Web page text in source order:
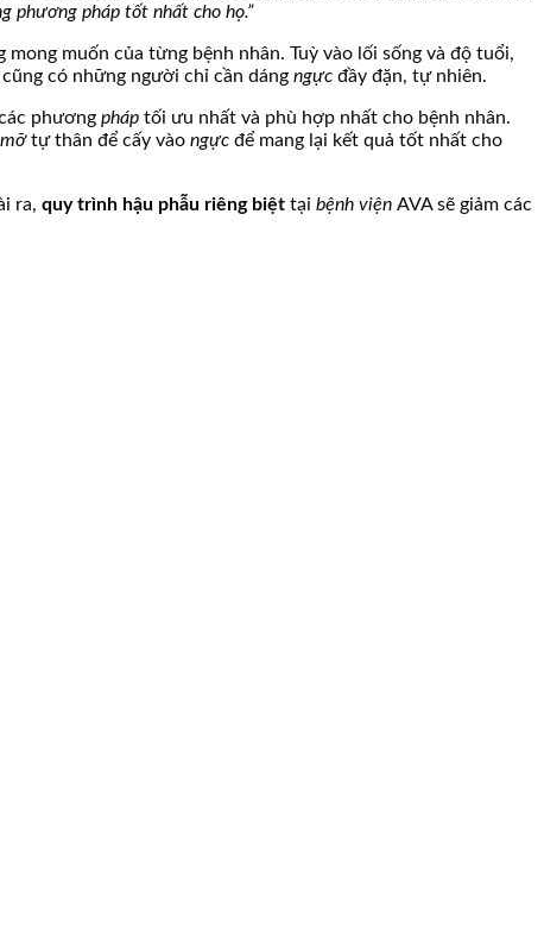
phương pháp tốt nhất cho họ.”
mong muốn của từng bệnh nhân. Tuỳ vào lối sống và độ tuổi,
có những người chỉ cần dáng ngực đầy đặn, tự nhiên.
phương pháp tối ưu nhất và phù hợp nhất cho bệnh nhân.
mỡtự thân để cấy vào ngực để mang lại kết quả tốt nhất cho
ra, quy trình hậu phẫu riêng biệt tại bệnh viện AVA sẽ giảm các